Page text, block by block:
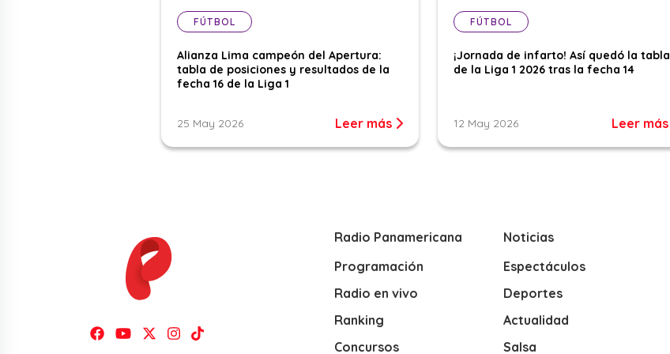
FÚTBOL
Alianza Lima campeón del Apertura:
tabla de posiciones y resultados de la
fecha 16 de la Liga 1
25 May 2026 Leer más
FÚTBOL
¡Jornada de infarto! Así quedó la tabla
de la Liga 1 2026 tras la fecha 14
12 May 2026 Leer más
Radio Panamericana
Programación
Radio en vivo
Ranking
Concursos
Noticias
Espectáculos
Deportes
Actualidad
Salsa